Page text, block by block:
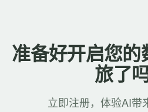
准备好开启您的
旅了吗
立即注册，体验AI带